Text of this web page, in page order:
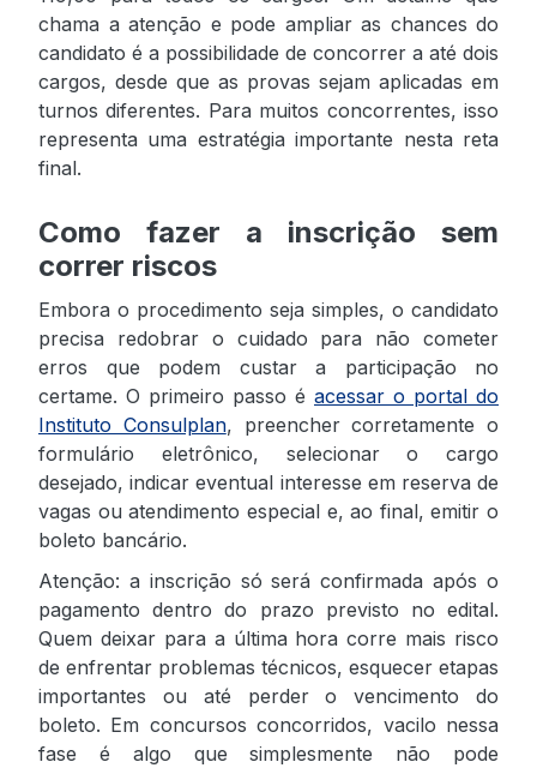
chama a atenção e pode ampliar as chances do
candidato é a possibilidade de concorrer a até dois
cargos, desde que as provas sejam aplicadas em
turnos diferentes. Para muitos concorrentes, isso
representa uma estratégia importante nesta reta
final.
Como fazer a inscrição sem
correr riscos
Embora o procedimento seja simples, o candidato
precisa redobrar o cuidado para não cometer
erros que podem custar a participação no
certame. O primeiro passo é acessar o portal do
Instituto Consulplan, preencher corretamente o
formulário eletrônico, selecionar o cargo
desejado, indicar eventual interesse em reserva de
vagas ou atendimento especial e, ao final, emitir o
boleto bancário.
Atenção: a inscrição só será confirmada após o
pagamento dentro do prazo previsto no edital.
Quem deixar para a última hora corre mais risco
de enfrentar problemas técnicos, esquecer etapas
importantes ou até perder o vencimento do
boleto. Em concursos concorridos, vacilo nessa
fase é algo que simplesmente não pode